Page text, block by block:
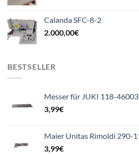
Calanda SFC-8-2
2.000,00€
BESTSELLER
Messer für JUKI 118-
3,99€
Maier Unitas Rimoldi 290-
3,99€